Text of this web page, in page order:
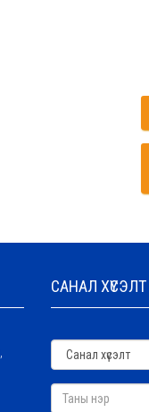
САНАЛ ХҮСЭЛТ